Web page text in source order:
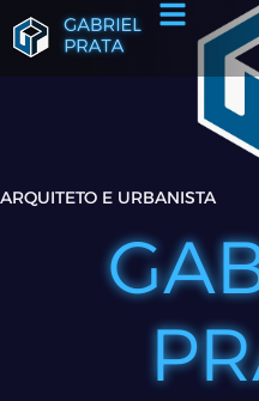
ARQUITETO E URBANISTA